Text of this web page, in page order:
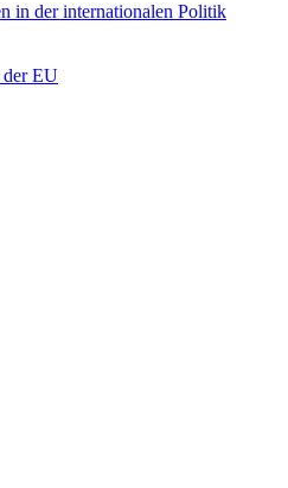
in der internationalen Politik
der EU